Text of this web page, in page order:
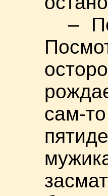
–
сам-